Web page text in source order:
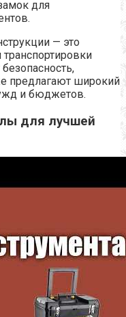
для
— это
предлагают широкий
и бюджетов.
для лучшей